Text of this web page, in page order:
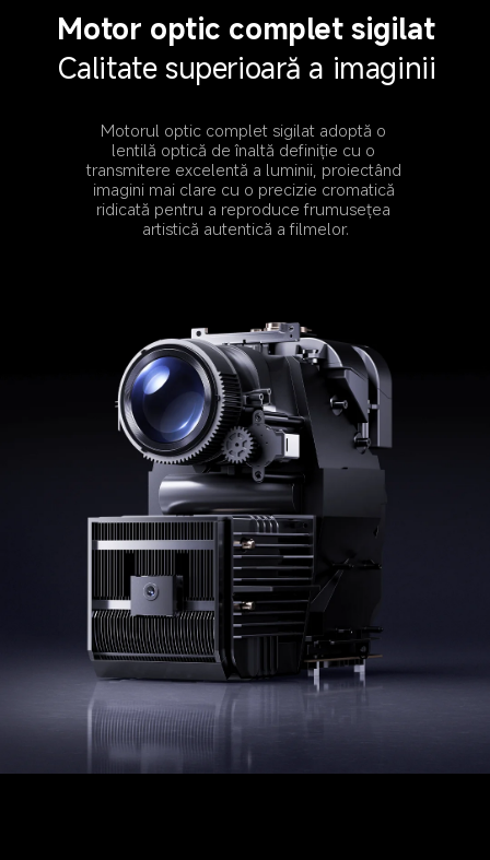
Motor optic complet sigilat
Calitate superioară a imaginii
Motorul optic complet sigilat adoptă o
lentilă optică de înaltă definiție cu o
transmitere excelentă a luminii, proiectând
imagini mai clare cu o precizie cromatică
ridicată pentru a reproduce frumusețea
artistică autentică a filmelor.